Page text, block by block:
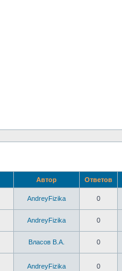
Автор Ответов
AndreyFizika 0
AndreyFizika 0
Власов В.А. 0
AndreyFizika 0